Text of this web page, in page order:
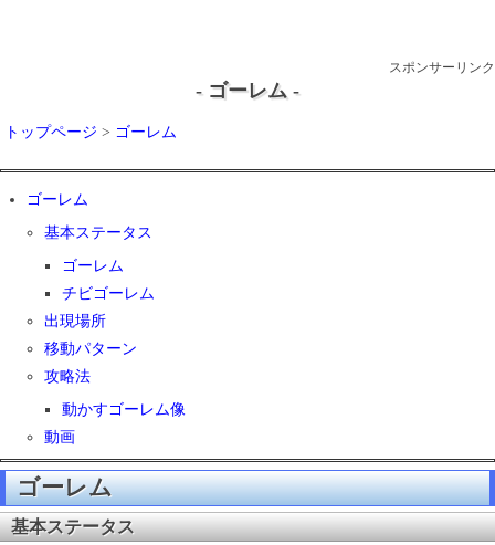
スポンサーリンク
- ゴーレム -
トップページ > ゴーレム
ゴーレム
基本ステータス
ゴーレム
チビゴーレム
出現場所
移動パターン
攻略法
動かすゴーレム像
動画
ゴーレム
基本ステータス